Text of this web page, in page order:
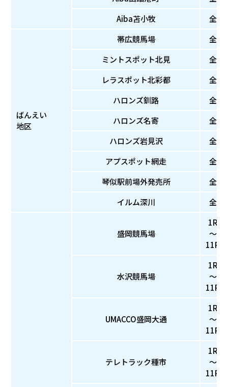
Aiba苫小牧
全
ばんえい
地区
帯広競馬場
全
ミントスポット北見
全
レラスポット北彩都
全
ハロンズ釧路
全
ハロンズ名寄
全
ハロンズ岩見沢
全
アプスポット網走
全
琴似駅前場外発売所
全
イルム深川
全
盛岡競馬場
1R
～
11R
水沢競馬場
1R
～
11R
UMACCO盛岡大通
1R
～
11R
テレトラック種市
1R
～
11R